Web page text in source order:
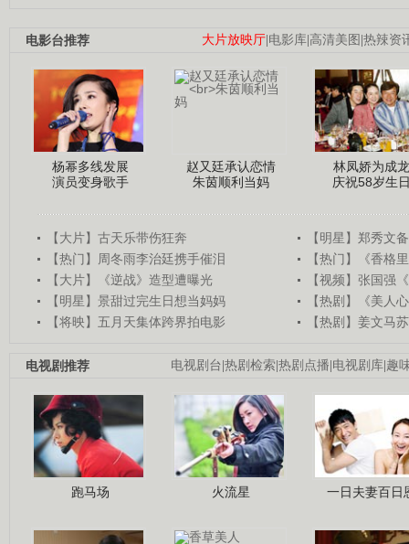
大片放映厅|电影库|高清美图 |热辣资
电影台推荐
杨幂多线发展
演员变身歌手
赵又廷承认恋情
朱茵顺利当妈
林凤娇为成龙
庆祝58岁生
【大片】古天乐带伤狂奔
【明星】郑秀文
【热门】周冬雨李治廷携手催泪
【热门】《香格
【大片】《逆战》造型遭曝光
【视频】张国强
【明星】景甜过完生日想当妈妈
【热剧】《美人
【将映】五月天集体跨界拍电影
【热剧】姜文马
电视剧台|热剧检索|热剧点播|电视剧库|趣
电视剧推荐
跑马场 火流星 一日夫妻百日